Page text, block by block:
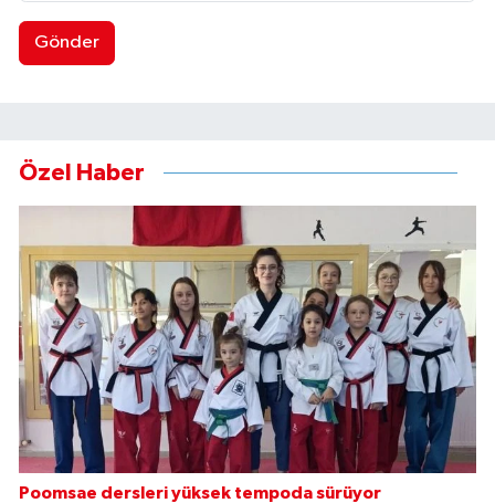
Gönder
Özel Haber
Poomsae dersleri yüksek tempoda sürüyor